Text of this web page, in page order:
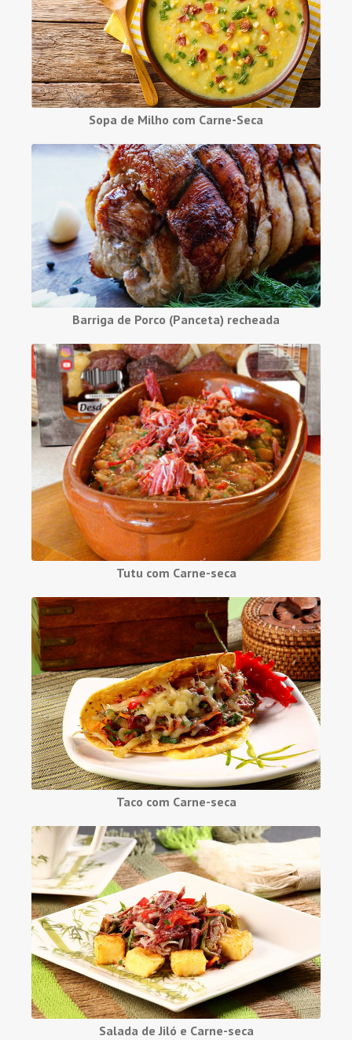
Sopa de Milho com Carne-Seca
Barriga de Porco (Panceta) recheada
Tutu com Carne-seca
Taco com Carne-seca
Salada de Jiló e Carne-seca